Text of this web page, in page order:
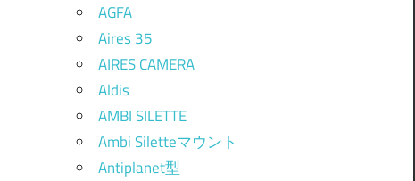
AGFA
Aires 35
AIRES CAMERA
Aldis
AMBI SILETTE
Ambi Siletteマウント
Antiplanet型